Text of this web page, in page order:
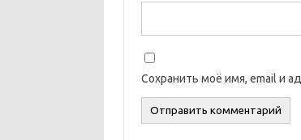
Сохранить моё имя, email и